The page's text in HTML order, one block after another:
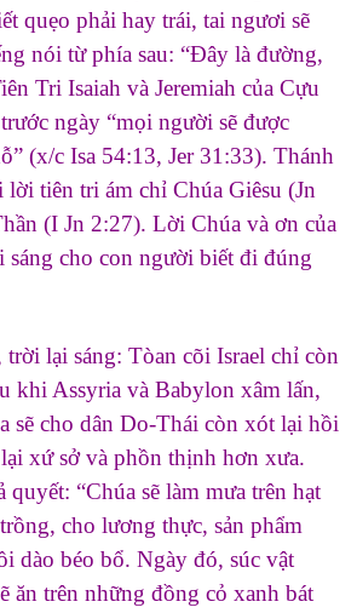
quẹo phải hay trái, tai ngươi sẽ
nói từ phía sau: “Đây là đường,
Tri Isaiah và Jeremiah của Cựu
ngày “mọi người sẽ được
(x/c Isa 54:13, Jer 31:33). Thánh
lời tiên tri ám chỉ Chúa Giêsu (Jn
(I Jn 2:27). Lời Chúa và ơn của
sáng cho con người biết đi đúng
trời lại sáng: Tòan cõi Israel chỉ còn
khi Assyria và Babylon xâm lấn,
sẽ cho dân Do-Thái còn xót lại hồi
xứ sở và phồn thịnh hơn xưa.
quyết: “Chúa sẽ làm mưa trên hạt
cho lương thực, sản phẩm
dào béo bổ. Ngày đó, súc vật
ăn trên những đồng cỏ xanh bát